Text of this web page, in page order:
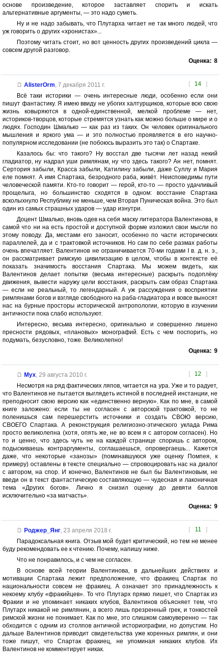
основе произведение, которое заставляет спорить и искать
альтернативные аргументы, — это надо суметь.
Ну и не надо забывать, что Плутарха читает не так много людей, что
уж говорить о других «хронистах»...
Поэтому читать стоит, но вот ценность других произведений цикла —
совсем другой разговор.
Оценка: 8
[ 14 ]
AlisterOrm, 7 декабря 2011 г.
Всё таки историки — очень интересные люди, особенно если они
пишут фантастику. Я имею ввиду не убогих халтурщиков, которые всю свою
жизнь ковыряются в одной-единственной, мелкой проблеме — нет,
историков-творцов, которые стремятся узнать как можно больше о мире и о
людях. Господин Шмалько — как раз из таких. Он человек оригинального
мышления и яркого ума — и это полностью проявляется в его научно-
популярном исследовании (не побоюсь выразить это так) о Спартаке.
Казалось бы: что такого? Ну восстал две тысячи лет назад некий
гладиатор, ну надрал уши римлянам, ну что здесь такого? Ан нет, помнят.
Сертория забыли, Красса забыли, Катилину забыли, даже Суллу и Мария
еле помнят. А имя Спартака, безродного раба, живёт. Неисповедимы пути
человеческой памяти. Кто-то говорит — герой, кто-то — просто удачливый
прощелыга, но большинство сходятся в одном: восстание Спартака
всколыхнуло Республику не меньше, чем Вторая Пуническая война. Это был
один из самых страшных ударов — удар изнутри.
Доцент Шмалько, вновь одев на себя маску литератора Валентинова, в
самой что ни на есть простой и доступной форме изложил свои мысли по
этому поводу. Да, местами его заносит, особенно по части исторических
параллелей, да и с трактовкой источников. Но сам по себе размах работы
очень впечатляет. Валентинов не ограничивается 70-ми годами I в. д. н. э.,
он рассматривает римскую цивилизацию в целом, чтобы в контексте её
показать значимость восстания Спартака. Мы можем видеть, как
Валентинов делает попытки (весьма интересные) раскрыть подоплёку
движения, вывести наружу цели восстания, раскрыть сам образ Спартака
— если не реальный, то легендарный. А уж рассуждения о восприятии
римлянами богов и взгляде свободного на раба-гладиатора и вовсе выносят
нас на бурные просторы исторической антропологии, которую в изучении
античности пока слабо используют.
Интересно, весьма интересно, оригинально и совершенно лишено
пресности рядовых, «плановых» монографий. Есть с чем поспорить, но
подумать, безусловно, тоже. Великолепно!
Оценка: 9
[ 12 ]
Мух, 29 августа 2010 г.
Несмотря на ряд фактических ляпов, читается на ура. Уже и то радует,
что Валентинов не пытается выглядеть истиной в последней инстанции, не
преподносит свою версию как «единственно верную». Как по мне, в самой
книге заложено: если ты не согласен с авторской трактовкой, то не
поленишься сам перешерстить источники и создать СВОЮ версию,
СВОЕГО Спартака. А реконструкция религиозно-этического уклада Рима
просто великолепна (хотя, опять же, не во всем я с автором согласен). Но
то и ценно, что здесь чуть не на каждой странице споришь с автором,
подыскиваешь контраргументы, соглашаешься, опровергаешь... Кажется
даже, что некоторые «занозы» (поминавшуюся уже оценку Помпея, к
примеру) оставлены в тексте специально — спровоцировать нас на диалог
с автором, на спор. И конечно, Валентинов не был бы Валентиновым, не
введи он в текст фантастическую составляющую — чудесная и лаконичная
тема «Других богов». Лично я снизил оценку до девяти баллов
исключительно «за матчасть».
Оценка: 9
[ 11 ]
Роджер_Янг, 23 апреля 2018 г.
Парадоксальная книга. Отзыв мой будет критический, но тем не менее
буду рекомендовать ее к чтению. Почему, напишу ниже.
Что не понравилось, и с чем не согласен.
В основе всей теории Валентинова, в дальнейших действиях и
мотивации Спартака лежит предположение, что фракиец Спартак по
национальности совсем не фракиец. А означает это принадлежность к
некоему клубу «фракийцев». То что Плутарх прямо пишет, что Спартак из
Фракии и не упоминает никаких клубов, Валентинов объясняет тем, что
Плутарх никакой не римлянин, а всего лишь презренный грек, и тонкостей
римской жизни не понимает. Как по мне, это слишком самоуверенно — так
обходится с одним из столпов античной историографии, но допустим. Но
дальше Валентинов приводит свидетельства уже коренных римлян, и они
тоже пишут, что Спартак фракиец, не упоминая никаких клубов. Их
Валентинов не комментирует никак.